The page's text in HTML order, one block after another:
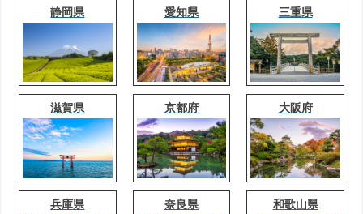
静岡県 愛知県 三重県
滋賀県 京都府 大阪府
兵庫県 奈良県 和歌山県